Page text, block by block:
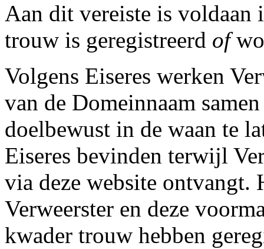
Aan dit vereiste is voldaan
trouw is geregistreerd of
Volgens Eiseres werken
van de Domeinnaam
doelbewust in de waan te
Eiseres bevinden terwijl
via deze website ontvangt.
Verweerster en deze
kwader trouw hebben